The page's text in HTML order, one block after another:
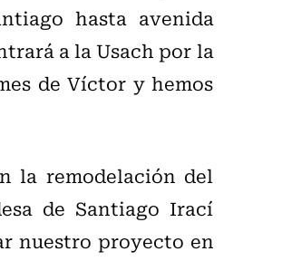
hasta avenida
a la Usach por la
de Víctor y hemos
la remodelación del
de Santiago Irací
nuestro proyecto en